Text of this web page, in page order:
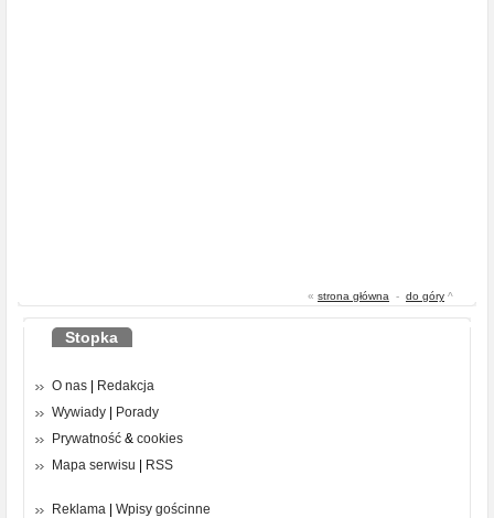
« strona główna - do góry ^
Stopka
O nas
Redakcja
Wywiady
Porady
Prywatność & cookies
Mapa serwisu
RSS
Reklama
Wpisy gościnne